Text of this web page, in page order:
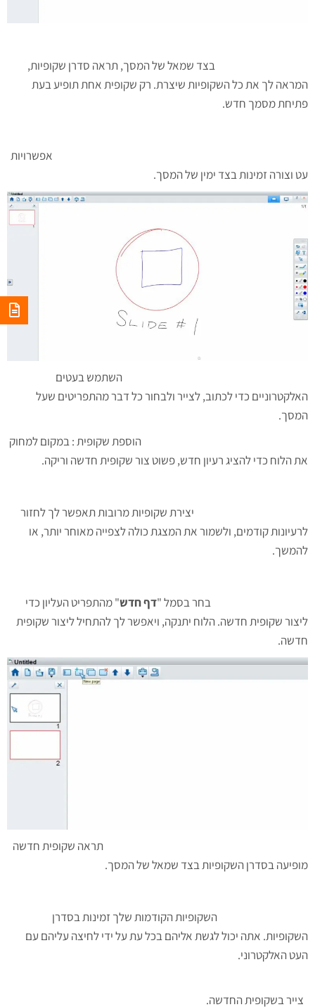
בצד שמאל של המסך, תראה סדרן שקופיות,
המראה לך את כל השקופיות שיצרת. רק שקופית אחת תופיע בעת
פתיחת מסמך חדש.
אפשרויות
עט וצורה זמינות בצד ימין של המסך.
השתמש בעטים
האלקטרוניים כדי לכתוב, לצייר ולבחור כל דבר מהתפריטים שעל
המסך.
הוספת שקופית : במקום למחוק
את הלוח כדי להציג רעיון חדש, פשוט צור שקופית חדשה וריקה.
יצירת שקופיות מרובות תאפשר לך לחזור
לרעיונות קודמים, ולשמור את המצגת כולה לצפייה מאוחר יותר, או
להמשך.
בחר בסמל "דף חדש" מהתפריט העליון כדי
ליצור שקופית חדשה. הלוח יתנקה, ויאפשר לך להתחיל ליצור שקופית
חדשה.
תראה שקופית חדשה
מופיעה בסדרן השקופיות בצד שמאל של המסך.
השקופיות הקודמות שלך זמינות בסדרן
השקופיות. אתה יכול לגשת אליהם בכל עת על ידי לחיצה עליהם עם
העט האלקטרוני.
צייר בשקופית החדשה.